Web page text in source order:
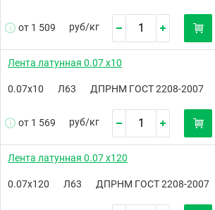
от 1 509 руб/кг
Лента латунная 0.07 х10
0.07х10 Л63 ДПРНМ ГОСТ 2208-2007
от 1 569 руб/кг
Лента латунная 0.07 х120
0.07х120 Л63 ДПРНМ ГОСТ 2208-2007